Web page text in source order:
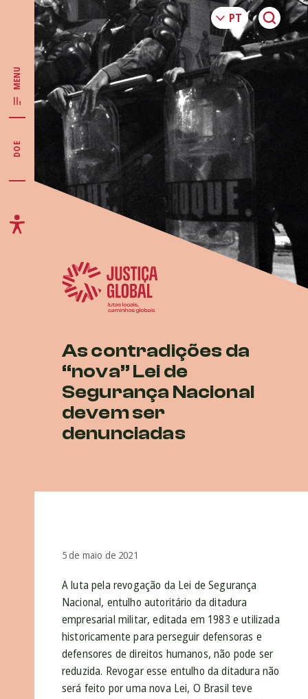
MENU
DOE
As contradições da
“nova” Lei de
Segurança Nacional
devem ser
denunciadas
5 de maio de 2021
A luta pela revogação da Lei de Segurança
Nacional, entulho autoritário da ditadura
empresarial militar, editada em 1983 e utilizada
historicamente para perseguir defensoras e
defensores de direitos humanos, não pode ser
reduzida. Revogar esse entulho da ditadura não
será feito por uma nova Lei, O Brasil teve